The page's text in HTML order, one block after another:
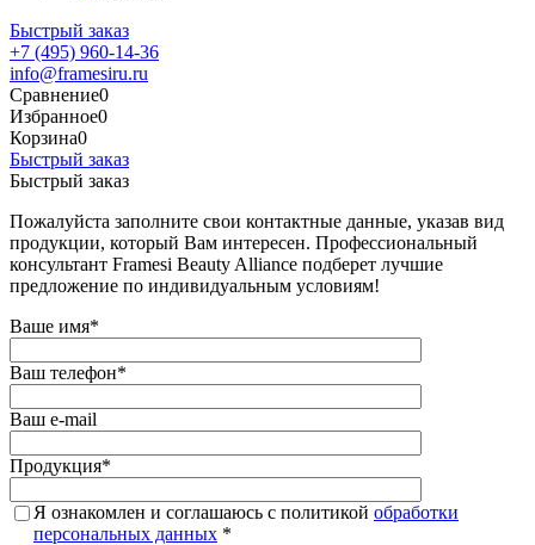
Быстрый заказ
+7 (495) 960-14-36
info@framesiru.ru
Сравнение0
Избранное0
Корзина0
Быстрый заказ
Быстрый заказ
Пожалуйста заполните свои контактные данные, указав вид
продукции, который Вам интересен. Профессиональный
консультант Framesi Beauty Alliance подберет лучшие
предложение по индивидуальным условиям!
Ваше имя*
Ваш телефон*
Ваш e-mail
Продукция*
Я ознакомлен и соглашаюсь с политикой обработки
персональных данных *